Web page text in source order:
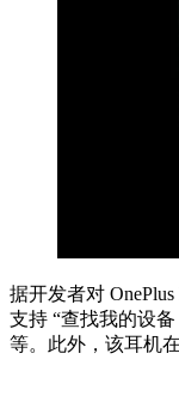
据开发者对
支持 “查找我的设
等。此外，该耳机在